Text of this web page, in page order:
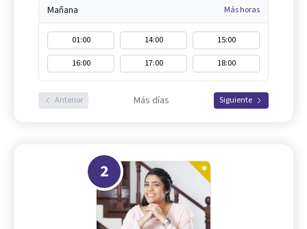
Mañana Más horas
01:00 14:00
15:00
16:00
17:00 18:00
Anterior Más días Siguiente
2